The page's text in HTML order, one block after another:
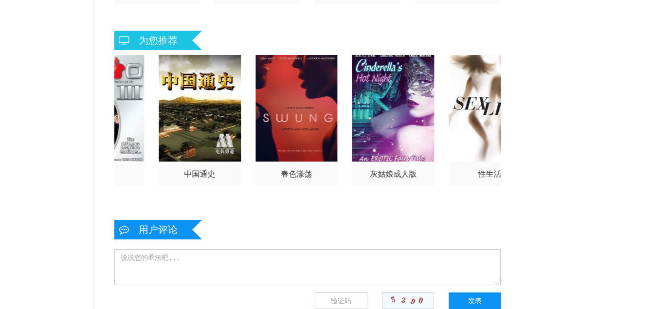
伊·马赛
雷克斯·海耶斯
艾斯林·沙基 艾比·赫恩
格兰特·菲利
索菲·西蒙特
克莱尔·阿什顿
米歇尔·
戴维森
尼尔·多德森-哈托
戈德斯坦
德 Frank Pando Jazmyn
C Dorsey
贾斯廷·安德鲁·
菲利普斯
普里扬卡·凯迪亚 洛拉·李·
盖耶 吉姆·帕拉克 迈克尔·
加斯顿
麦肯娜·布里杰
斯万
米·萨姆派奥
艾米丽·麦肯德
里
埃利奥特·维拉尔 诺亚·
罗宾斯
克里斯·西尔科克 奇
里尔·保兰
库利·卡尔文 伊
丽莎白·斯坦利
为您推荐
春色漾荡 灰姑娘成人版 性生活 按摩店激情
用户评论